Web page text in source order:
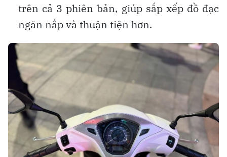
trên cả 3 phiên bản, giúp sắp xếp đồ đạc
ngăn nắp và thuận tiện hơn.